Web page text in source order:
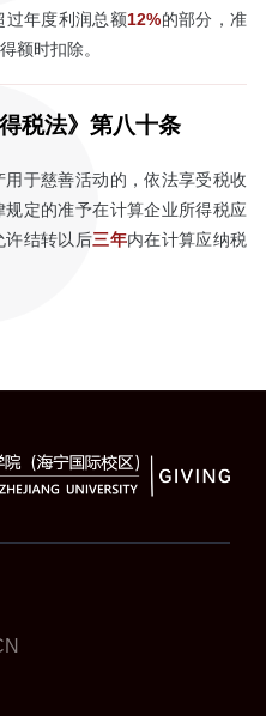
过年度利润总额12%的部分，准
额时扣除。
税法》第八十条
于慈善活动的，依法享受税收
定的准予在计算企业所得税应
许结转以后三年内在计算应纳税